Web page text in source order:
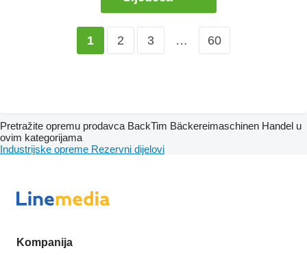
1 2 3 … 60
Pretražite opremu prodavca BackTim Bäckereimaschinen Handel u
ovim kategorijama
Industrijske opreme Rezervni dijelovi
Kompanija